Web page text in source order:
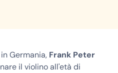
Germania, Frank Peter
il violino all'età di